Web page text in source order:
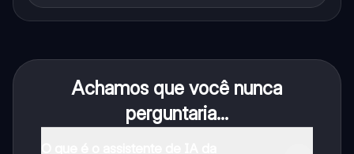
Achamos que você nunca
perguntaria...